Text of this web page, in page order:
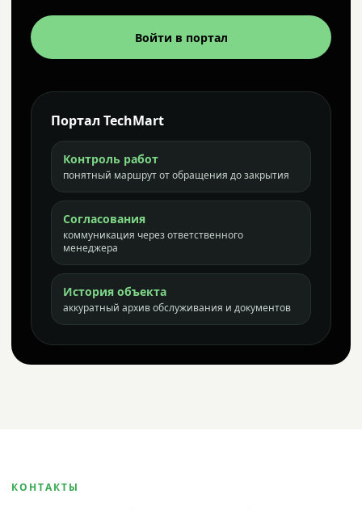
Войти в портал
Портал TechMart
Контроль работ
понятный маршрут от обращения до закрытия
Согласования
коммуникация через ответственного
менеджера
История объекта
аккуратный архив обслуживания и документов
КОНТАКТЫ